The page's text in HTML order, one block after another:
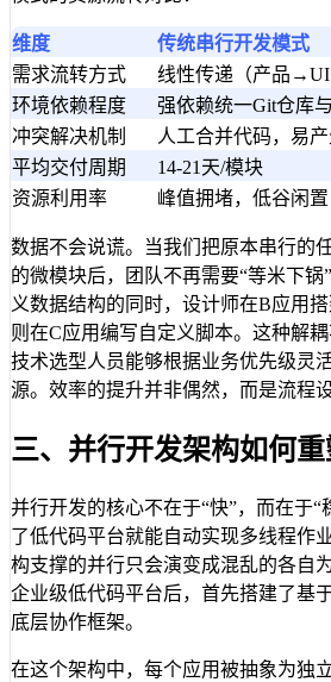
维度 传统串行开发模式
需求流转方式
线性传递（产品
环境依赖程度
强依赖统一Git仓库
冲突解决机制
人工合并代码，易
平均交付周期
14-21天/模块
资源利用率
峰值拥堵，低谷闲置
数据不会说谎。当我们把原本串行的
的微模块后，团队不再需要“等米下
义数据结构的同时，设计师在B应用
则在C应用编写自定义脚本。这种解
技术选型人员能够根据业务优先级灵
源。效率的提升并非偶然，而是流程
三、并行开发架构如何
并行开发的核心不在于“快”，而在于“
了低代码平台就能自动实现多线程作
构支撑的并行只会演变成混乱的各自
企业级低代码平台后，首先搭建了基
底层协作框架。
在这个架构中，每个应用被抽象为独